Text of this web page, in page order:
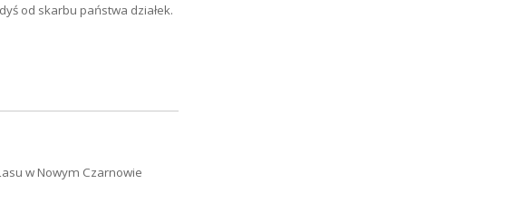
od skarbu państwa działek.
w Nowym Czarnowie